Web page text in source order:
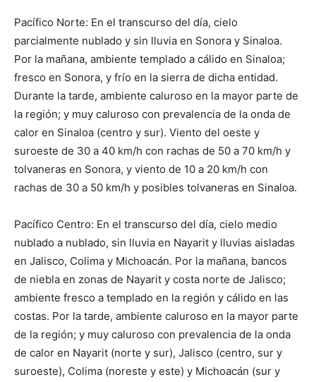
Pacífico Norte: En el transcurso del día, cielo
parcialmente nublado y sin lluvia en Sonora y Sinaloa.
Por la mañana, ambiente templado a cálido en Sinaloa;
fresco en Sonora, y frío en la sierra de dicha entidad.
Durante la tarde, ambiente caluroso en la mayor parte de
la región; y muy caluroso con prevalencia de la onda de
calor en Sinaloa (centro y sur). Viento del oeste y
suroeste de 30 a 40 km/h con rachas de 50 a 70 km/h y
tolvaneras en Sonora, y viento de 10 a 20 km/h con
rachas de 30 a 50 km/h y posibles tolvaneras en Sinaloa.
Pacífico Centro: En el transcurso del día, cielo medio
nublado a nublado, sin lluvia en Nayarit y lluvias aisladas
en Jalisco, Colima y Michoacán. Por la mañana, bancos
de niebla en zonas de Nayarit y costa norte de Jalisco;
ambiente fresco a templado en la región y cálido en las
costas. Por la tarde, ambiente caluroso en la mayor parte
de la región; y muy caluroso con prevalencia de la onda
de calor en Nayarit (norte y sur), Jalisco (centro, sur y
suroeste), Colima (noreste y este) y Michoacán (sur y